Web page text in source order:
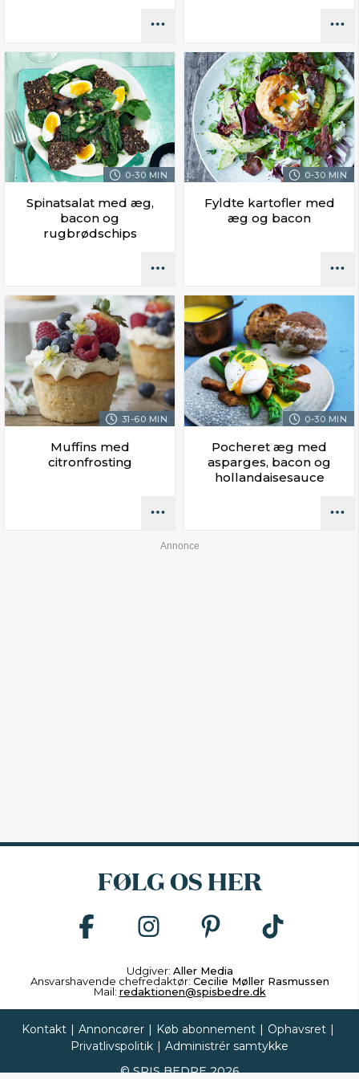
0-30 MIN.
Spinatsalat med æg,
bacon og
rugbrødschips
0-30 MIN.
Fyldte kartofler med
æg og bacon
31-60 MIN.
Muffins med
citronfrosting
0-30 MIN.
Pocheret æg med
asparges, bacon og
hollandaisesauce
FØLG OS HER
Udgiver: Aller Media
Ansvarshavende chefredaktør: Cecilie Møller Rasmussen
Mail: redaktionen@spisbedre.dk
Kontakt | Annoncører | Køb abonnement | Ophavsret |
Privatlivspolitik | Administrér samtykke
©SPIS BEDRE2026